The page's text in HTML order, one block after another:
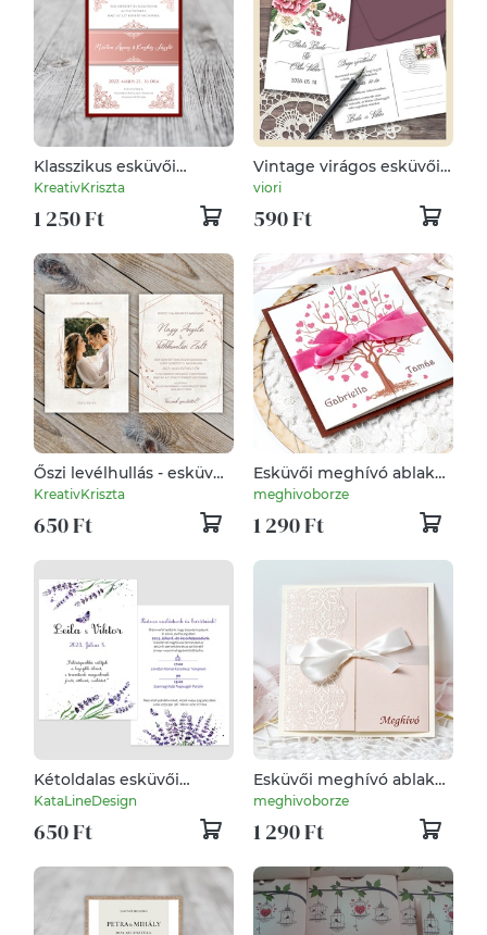
Klasszikus esküvői
meghívó - kartonra
KreativKriszta
1 250 Ft
Vintage virágos esküvői
meghívó
viori
590 Ft
Őszi levélhullás - esküvői
meghívó - vintage
KreativKriszta
650 Ft
Esküvői meghívó ablakos
formátumban
meghivoborze
1 290 Ft
Kétoldalas esküvői
meghívó levendulás
KataLineDesign
650 Ft
Esküvői meghívó ablakos
formátumban csipke
motívummal
meghivoborze
1 290 Ft